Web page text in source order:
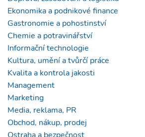
Ekonomika a podnikové finance
Gastronomie a pohostinství
Chemie a potravinářství
Informační technologie
Kultura, umění a tvůrčí práce
Kvalita a kontrola jakosti
Management
Marketing
Media, reklama, PR
Obchod, nákup, prodej